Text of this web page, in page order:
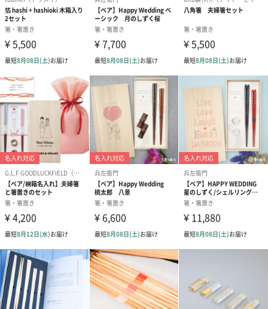
あり（280円）
メッセージカード（通常・写真・グリーティング）
ードを同梱します。
メッセージカードや封筒のデザインは一部変更する場合がありま
す。
写真付きメッセージカ
ード（680円）
ード（Thank you）ピ
ンク（680円）
Birthday ホワ
刷なし）（
のしカード